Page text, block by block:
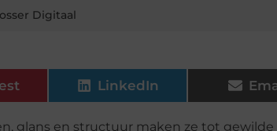
Digitaal
LinkedIn
glans en structuur maken ze tot gewilde